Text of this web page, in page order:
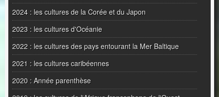
2024 : les cultures de la Corée et du Japon
2023 : les cultures d'Océanie
2022 : les cultures des pays entourant la Mer Baltique
2021 : les cultures caribéennes
2020 : Année parenthèse